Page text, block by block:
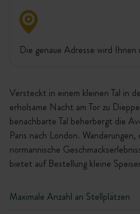
Die genaue Adresse wird
Versteckt in einem kleinen Tal in
erholsame Nacht am Tor zu
benachbarte Tal beherbergt die
Paris nach London.
normannische
bietet auf Bestellung kleine
Maximale Anzahl an Stellplätzen